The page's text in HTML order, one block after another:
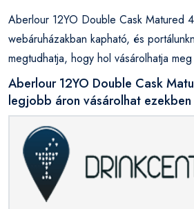
Aberlour 12YO Double Cask Matured
webáruházakban kapható, és
megtudhatja, hogy hol vásárolhatja
Aberlour 12YO Double Cask
legjobb áron vásárolhat